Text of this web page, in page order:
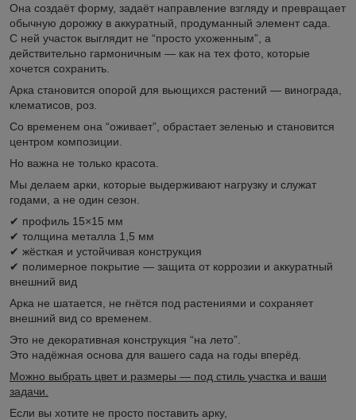
Она создаёт форму, задаёт направление взгляду и превращает
обычную дорожку в аккуратный, продуманный элемент сада.
С ней участок выглядит не “просто ухоженным”, а
действительно гармоничным — как на тех фото, которые
хочется сохранить.
Арка становится опорой для вьющихся растений — винограда,
клематисов, роз.
Со временем она “оживает”, обрастает зеленью и становится
центром композиции.
Но важна не только красота.
Мы делаем арки, которые выдерживают нагрузку и служат
годами, а не один сезон.
✔ профиль 15×15 мм
✔ толщина металла 1,5 мм
✔ жёсткая и устойчивая конструкция
✔ полимерное покрытие — защита от коррозии и аккуратный
внешний вид
Арка не шатается, не гнётся под растениями и сохраняет
внешний вид со временем.
Это не декоративная конструкция “на лето”.
Это надёжная основа для вашего сада на годы вперёд.
Можно выбрать цвет и размеры — под стиль участка и ваши
задачи.
Если вы хотите не просто поставить арку,